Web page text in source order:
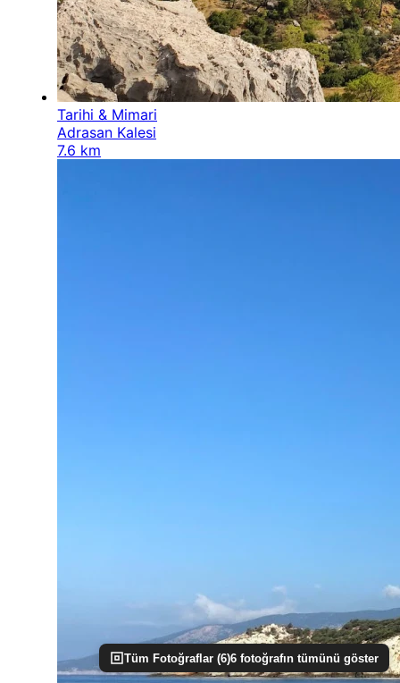
Tüm Fotoğraflar (6)6 fotoğrafın tümünü göster
Tarihi & Mimari
Adrasan Kalesi
7.6 km